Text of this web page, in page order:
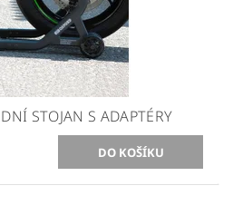
STOJAN S ADAPTÉRY